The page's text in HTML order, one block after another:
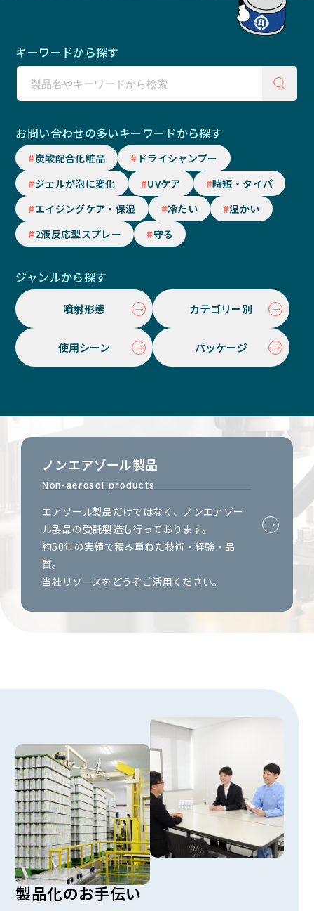
キーワードから探す
お問い合わせの多いキーワードから探す
炭酸配合化粧品
ドライシャンプー
ジェルが泡に変化
UVケア
時短・タイパ
エイジングケア・保湿
冷たい
温かい
2液反応型スプレー
守る
ジャンルから探す
噴射形態 カテゴリー別
使用シーン パッケージ
ノンエアゾール製品
Non-aerosol products
エアゾール製品だけではなく、ノンエアゾー
ル製品の受託製造も行っております。
約50年の実績で積み重ねた技術・経験・品
質。
当社リソースをどうぞご活用ください。
製品化のお手伝い